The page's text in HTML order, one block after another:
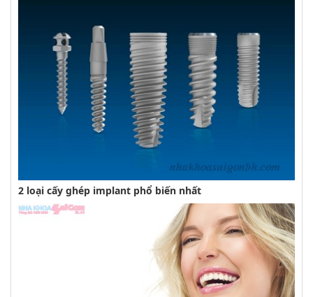
2 loại cấy ghép implant phổ biến nhất